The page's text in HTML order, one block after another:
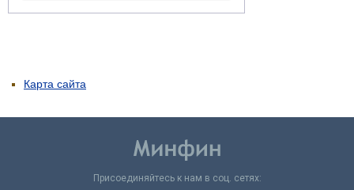
Карта сайта
Присоединяйтесь к нам в соц. сетях: